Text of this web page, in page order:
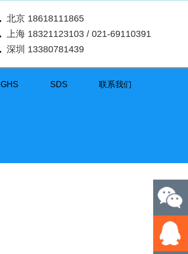
北京 18618111865
上海 18321123103 / 021-69110391
深圳 13380781439
GHS SDS 联系我们